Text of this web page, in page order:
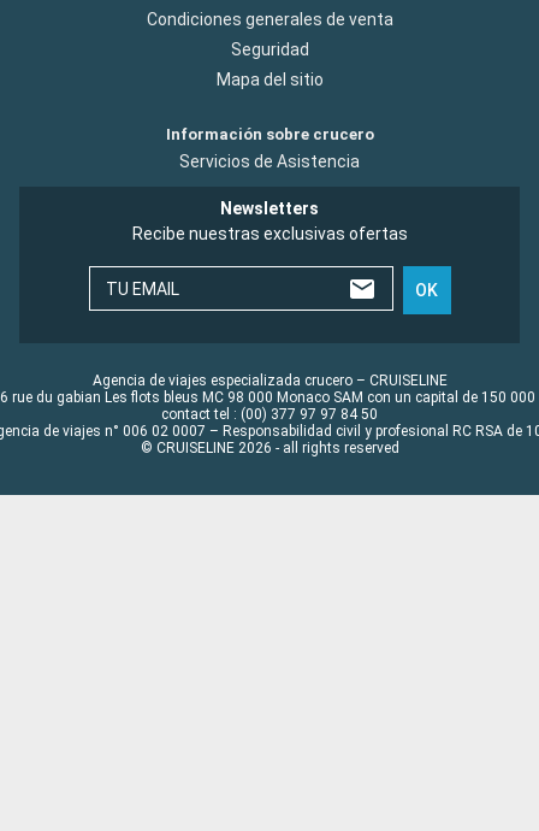
Condiciones generales de venta
Seguridad
Mapa del sitio
Información sobre crucero
Servicios de Asistencia
Newsletters
Recibe nuestras exclusivas ofertas
TU EMAIL OK
Agencia de viajes especializada crucero – CRUISELINE
rue du gabian Les flots bleus MC 98 000 Monaco SAM con un capital de 150 000
contact tel : (00) 377 97 97 84 50
de viajes n° 006 02 0007 – Responsabilidad civil y profesional RC RSA de
© CRUISELINE 2026 - all rights reserved